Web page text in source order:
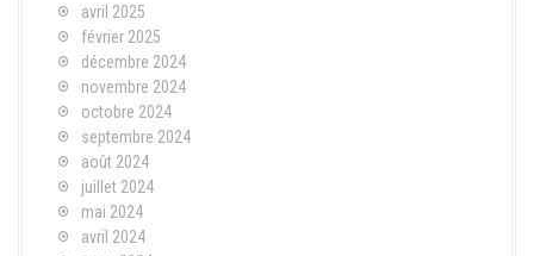
avril 2025
février 2025
décembre 2024
novembre 2024
octobre 2024
septembre 2024
août 2024
juillet 2024
mai 2024
avril 2024